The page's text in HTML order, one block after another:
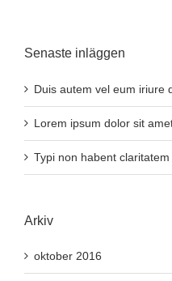
Senaste inläggen
Duis autem vel eum iriure
Lorem ipsum dolor sit
Typi non habent claritatem
Arkiv
oktober 2016